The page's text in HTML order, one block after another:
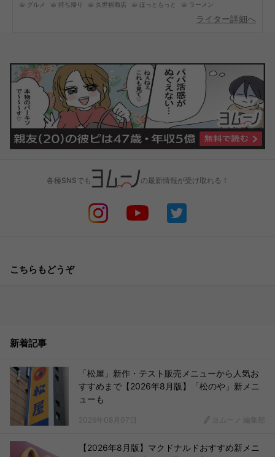
グルメ 持ち帰り 久世福商店 ほっともっと ラーメン
ライター詳細へ
各種SNSでも の最新情報が受け取れる！
こちらもどうぞ
新着記事
「松屋」新作・テスト販売メニューから人気お
すすめまで【2026年8月版】「松のや」新メニ
ューも
2026年08月07日 ヨムーノ 編集部
【2026年8月版】マクドナルドおすすめ新メニ